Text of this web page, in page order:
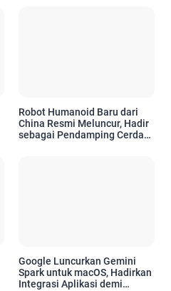
Robot Humanoid Baru dari
China Resmi Meluncur, Hadir
sebagai Pendamping Cerdas
Google Luncurkan Gemini
Spark untuk macOS, Hadirkan
Integrasi Aplikasi demi